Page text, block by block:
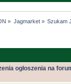
» Jagmarket» Szukam
ogłoszenia na